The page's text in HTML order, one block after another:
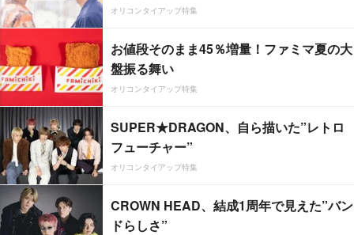
オリコンタイアップ特集
お値段そのまま45％増量！ファミマ夏の大
盤振る舞い
オリコンタイアップ特集
SUPER★DRAGON、自ら描いた”レトロ
フューチャー”
オリコンタイアップ特集
CROWN HEAD、結成1周年で見えた”バン
ドらしさ”